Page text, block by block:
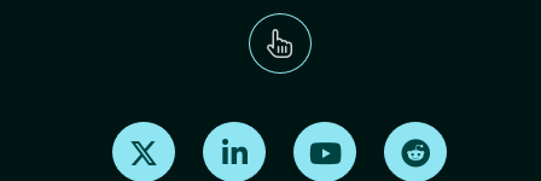
Find us on X Find us on LinkedInFind us on Youtube